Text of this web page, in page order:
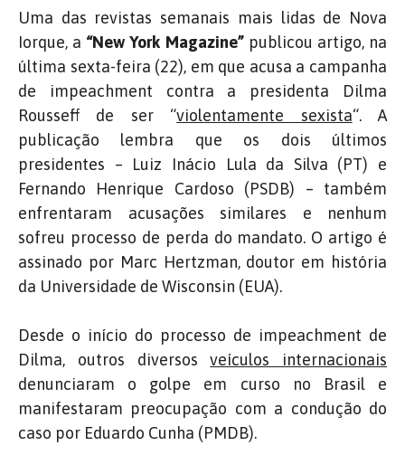
Uma das revistas semanais mais lidas de Nova
Iorque, a “New York Magazine”publicou artigo, na
última sexta-feira (22), em que acusa a campanha
de impeachment contra a presidenta Dilma
Rousseff de ser “violentamente sexista“. A
publicação lembra que os dois últimos
presidentes – Luiz Inácio Lula da Silva (PT) e
Fernando Henrique Cardoso (PSDB) – também
enfrentaram acusações similares e nenhum
sofreu processo de perda do mandato. O artigo é
assinado por Marc Hertzman, doutor em história
da Universidade de Wisconsin (EUA).
Desde o início do processo de impeachment de
Dilma, outros diversosveículos internacionais
denunciaram o golpe em curso no Brasil e
manifestaram preocupação com a condução do
caso por Eduardo Cunha (PMDB).